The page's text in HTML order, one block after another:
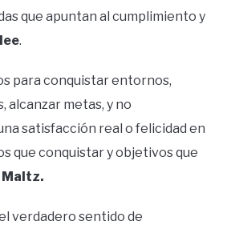
que apuntan al cumplimiento y
.
para conquistar entornos,
alcanzar metas, y no
satisfacción real o felicidad en
que conquistar y objetivos que
Maltz.
verdadero sentido de